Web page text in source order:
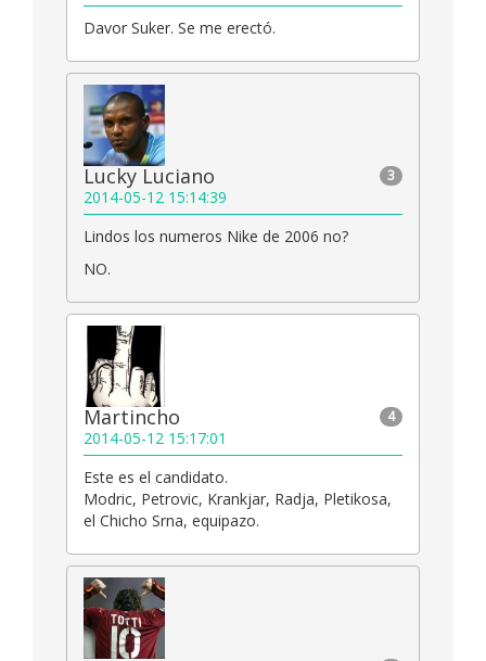
Davor Suker. Se me erectó.
3
Lucky Luciano
2014-05-12 15:14:39
Lindos los numeros Nike de 2006 no?
NO.
4
Martincho
2014-05-12 15:17:01
Este es el candidato.
Modric, Petrovic, Krankjar, Radja, Pletikosa,
el Chicho Srna, equipazo.